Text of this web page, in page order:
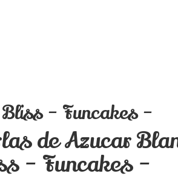
– Funcakes –
de Azucar
– Funcakes –